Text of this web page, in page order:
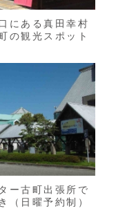
にある真田幸村
の観光スポット
ー古町出張所で
（日曜予約制）